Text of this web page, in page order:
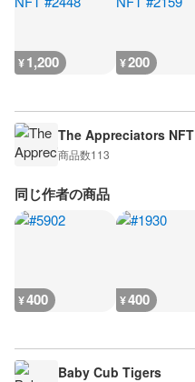
¥1,200 ¥200
The Appreciators NFT
商品数113
同じ作者の商品
¥400 ¥400
Baby Cub Tigers